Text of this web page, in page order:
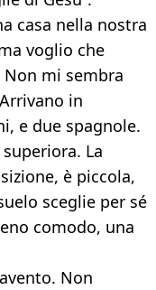
casa nella nostra
voglio che
Non mi sembra
in
e due spagnole.
La
è piccola,
sceglie per sé
comodo, una
Non